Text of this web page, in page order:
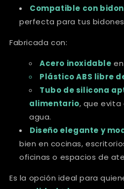
Compatible con
perfecta para tus bidones
Fabricada con:
Acero inoxidable
Plástico ABS libre
Tubo de silicona
alimentario, que evita
agua.
Diseño elegante y
bien en cocinas,
oficinas o espacios de
Es la opción ideal para